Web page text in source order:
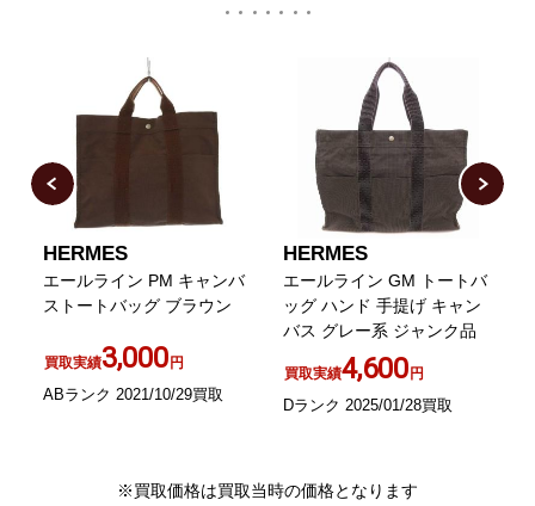
HERMES
エールライン PM キャンバ
ストートバッグ ブラウン
買取実績3,000円
ABランク 2021/10/29買取
HERMES
エールライン GM トートバ
ッグ ハンド 手提げ キャン
バス グレー系 ジャンク品
買取実績4,600円
Dランク 2025/01/28買取
※買取価格は買取当時の価格となります